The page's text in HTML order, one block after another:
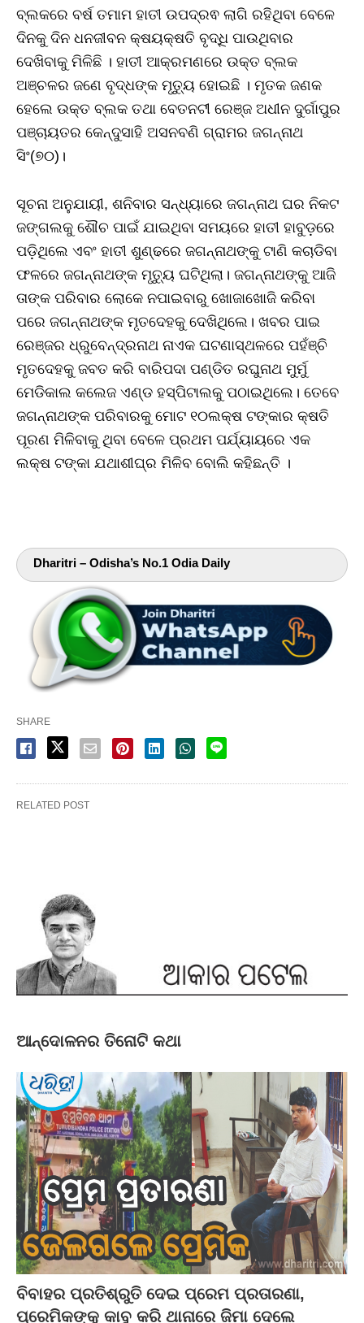
ବ୍ଲକରେ ବର୍ଷ ତମାମ ହାତୀ ଉପଦ୍ରଵ ଲାଗି ରହିଥିବା ବେଳେ
ଦିନକୁ ଦିନ ଧନଜୀବନ କ୍ଷୟକ୍ଷତି ବୃଦ୍ଧି ପାଉଥିବାର
ଦେଖିବାକୁ ମିଳିଛି । ହାତୀ ଆକ୍ରମଣରେ ଉକ୍ତ ବ୍ଲକ
ଅଞ୍ଚଳର ଜଣେ ବୃଦ୍ଧଙ୍କ ମୃତ୍ୟୁ ହୋଇଛି । ମୃତକ ଜଣକ
ହେଲେ ଉକ୍ତ ବ୍ଲକ ତଥା ବେତନଟୀ ରେଞ୍ଜ ଅଧୀନ ଦୁର୍ଗାପୁର
ପଞ୍ଚାୟତର କେନ୍ଦୁସାହି ଅସନବଣି ଗ୍ରାମର ଜଗନ୍ନାଥ
ସିଂ(୭୦)।
ସୂଚନା ଅନୁଯାୟୀ, ଶନିବାର ସନ୍ଧ୍ୟାରେ ଜଗନ୍ନାଥ ଘର ନିକଟ
ଜଙ୍ଗଲକୁ ଶୌଚ ପାଇଁ ଯାଇଥିବା ସମୟରେ ହାତୀ ହାବୁଡ଼ରେ
ପଡ଼ିଥିଲେ ଏବଂ ହାତୀ ଶୁଣ୍ଢରେ ଜଗନ୍ନାଥଙ୍କୁ ଟାଣି କଚାଡିବା
ଫଳରେ ଜଗନ୍ନାଥଙ୍କ ମୃତ୍ୟୁ ଘଟିଥିଲା। ଜଗନ୍ନାଥଙ୍କୁ ଆଜି
ତାଙ୍କ ପରିବାର ଲୋକେ ନପାଇବାରୁ ଖୋଜାଖୋଜି କରିବା
ପରେ ଜଗନ୍ନାଥଙ୍କ ମୃତଦେହକୁ ଦେଖିଥିଲେ। ଖବର ପାଇ
ରେଞ୍ଜର ଧ୍ରୁବେନ୍ଦ୍ରନାଥ ନାଏକ ଘଟଣାସ୍ଥଳରେ ପହଁଞ୍ଚି
ମୃତଦେହକୁ ଜବତ କରି ବାରିପଦା ପଣ୍ଡିତ ରଘୁନାଥ ମୁର୍ମୁ
ମେଡିକାଲ କଲେଜ ଏଣ୍ଡ ହସ୍ପିଟାଲକୁ ପଠାଇଥିଲେ। ତେବେ
ଜଗନ୍ନାଥଙ୍କ ପରିବାରକୁ ମୋଟ ୧୦ଲକ୍ଷ ଟଙ୍କାର କ୍ଷତି
ପୂରଣ ମିଳିବାକୁ ଥିବା ବେଳେ ପ୍ରଥମ ପର୍ଯ୍ୟାୟରେ ଏକ
ଲକ୍ଷ ଟଙ୍କା ଯଥାଶୀଘ୍ର ମିଳିବ ବୋଲି କହିଛନ୍ତି ।
Dharitri – Odisha’s No.1 Odia Daily
SHARE
RELATED POST
ଆନ୍ଦୋଳନର ତିନୋଟି କଥା
ବିବାହର ପ୍ରତିଶ୍ରୁତି ଦେଇ ପ୍ରେମ ପ୍ରତାରଣା,
ପ୍ରେମିକଙ୍କୁ କାବୁ କରି ଥାନାରେ ଜିମା ଦେଲେ